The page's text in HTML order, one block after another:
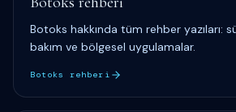
Botoks hakkında tüm rehber yazıları:
bakım ve bölgesel uygulamalar.
Botoks rehberi